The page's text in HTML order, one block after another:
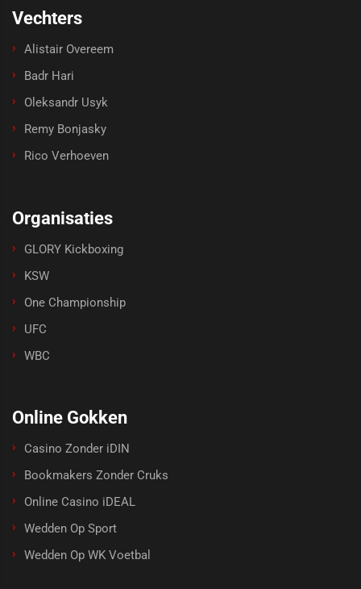
Vechters
Alistair Overeem
Badr Hari
Oleksandr Usyk
Remy Bonjasky
Rico Verhoeven
Organisaties
GLORY Kickboxing
KSW
One Championship
UFC
WBC
Online Gokken
Casino Zonder iDIN
Bookmakers Zonder Cruks
Online Casino iDEAL
Wedden Op Sport
Wedden Op WK Voetbal